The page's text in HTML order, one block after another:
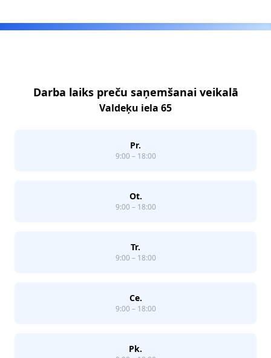
Darba laiks preču saņemšanai veikalā
Valdeķu iela 65
Pr.
9:00 – 18:00
Ot.
9:00 – 18:00
Tr.
9:00 – 18:00
Ce.
9:00 – 18:00
Pk.